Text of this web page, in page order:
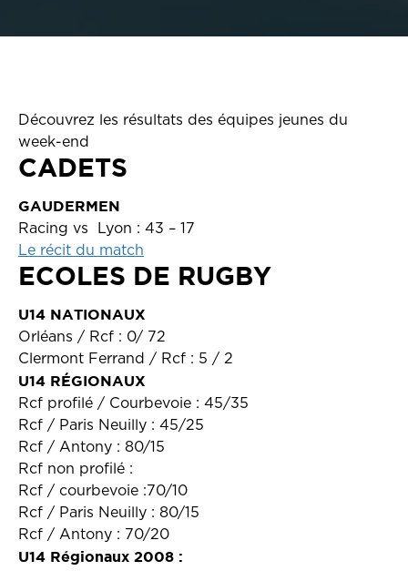
Découvrez les résultats des équipes jeunes du
week-end
CADETS
GAUDERMEN
Racing vs Lyon : 43 – 17
Le récit du match
ECOLES DE RUGBY
U14 NATIONAUX
Orléans / Rcf : 0/ 72
Clermont Ferrand / Rcf : 5 / 2
U14 RÉGIONAUX
Rcf profilé / Courbevoie : 45/35
Rcf / Paris Neuilly : 45/25
Rcf / Antony : 80/15
Rcf non profilé :
Rcf / courbevoie :70/10
Rcf / Paris Neuilly : 80/15
Rcf / Antony : 70/20
U14 Régionaux 2008 :